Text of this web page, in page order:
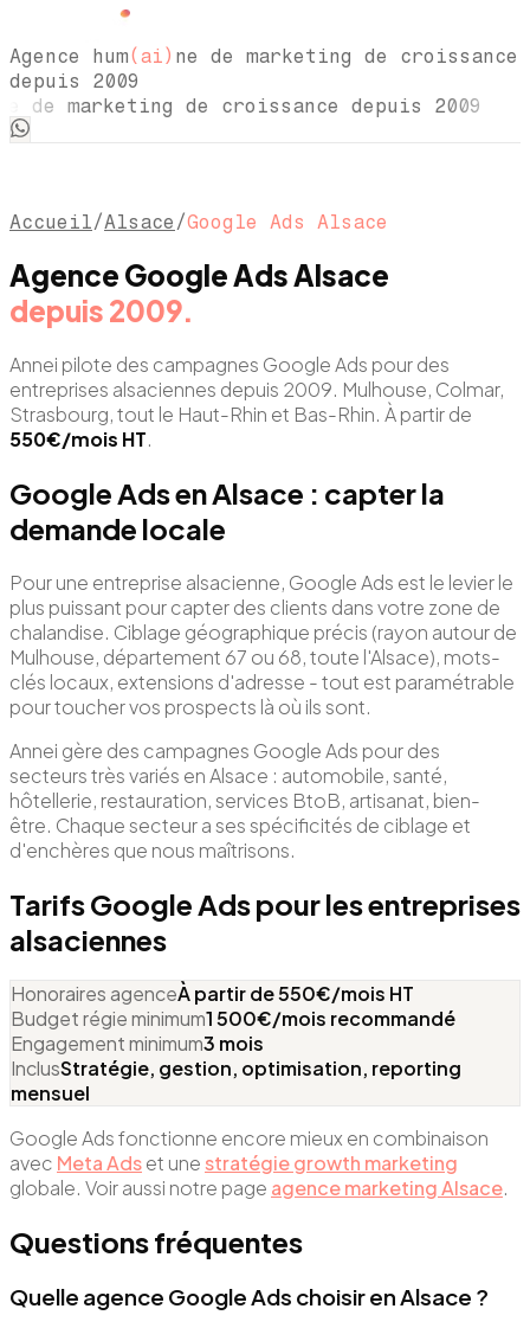
Agence hum(ai) ne de marketing de croissance
depuis 2009
de marketing de croissance depuis 2009
Accueil/Alsace /Google Ads Alsace
Agence Google Ads Alsace
depuis 2009.
Annei pilote des campagnes Google Ads pour des
entreprises alsaciennes depuis 2009. Mulhouse, Colmar,
Strasbourg, tout le Haut-Rhin et Bas-Rhin. À partir de
550€/mois HT.
Google Ads en Alsace : capter la
demande locale
Pour une entreprise alsacienne, Google Ads est le levier le
plus puissant pour capter des clients dans votre zone de
chalandise. Ciblage géographique précis (rayon autour de
Mulhouse, département 67 ou 68, toute l'Alsace), mots-
clés locaux, extensions d'adresse - tout est paramétrable
pour toucher vos prospects là où ils sont.
Annei gère des campagnes Google Ads pour des
secteurs très variés en Alsace : automobile, santé,
hôtellerie, restauration, services BtoB, artisanat, bien-
être. Chaque secteur a ses spécificités de ciblage et
d'enchères que nous maîtrisons.
Tarifs Google Ads pour les entreprises
alsaciennes
Honoraires agenceÀ partir de 550€/mois HT
Budget régie minimum1 500€/mois recommandé
Engagement minimum3 mois
InclusStratégie, gestion, optimisation, reporting
mensuel
Google Ads fonctionne encore mieux en combinaison
avec Meta Adset unestratégie growth marketing
globale. Voir aussi notre page agence marketing Alsace.
Questions fréquentes
Quelle agence Google Ads choisir en Alsace ?